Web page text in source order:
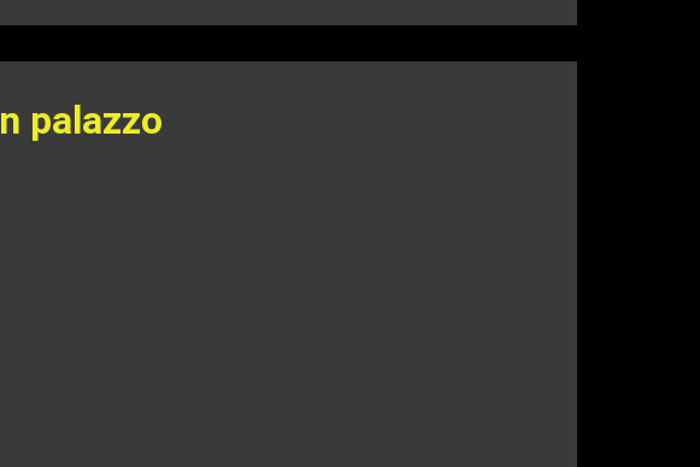
palazzo